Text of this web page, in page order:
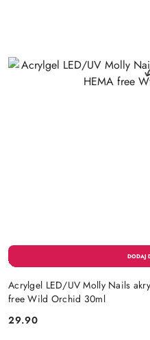
Acrylgel LED/UV Molly Nails
free Wild Orchid 30ml
Cena:
29.90